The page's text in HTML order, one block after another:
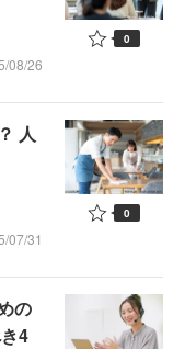
08/26
0
人
07/31
0
の
4